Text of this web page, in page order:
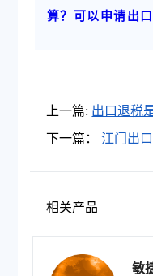
算？可以申请出
上一篇: 出口退税
么税？
下一篇：
江门出
相关产品
敏